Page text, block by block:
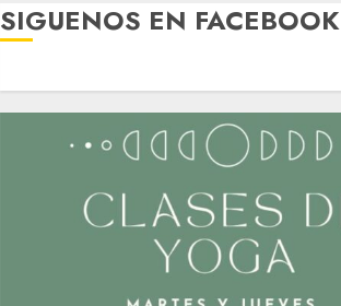
SIGUENOS EN FACEBOOK